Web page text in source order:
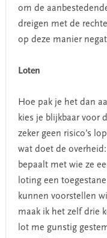
om de
dreigen met de
op deze manier
Loten
Hoe pak je het dan
kies je blijkbaar voor
zeker geen risico’s
wat doet de
bepaalt met wie ze
loting een
kunnen voorstellen
maak ik het zelf drie
lot me gunstig